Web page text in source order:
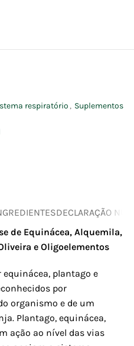
respiratório , Suplementos
DECLARAÇÃO
de Equinácea, Alquemila,
e Oligoelementos
equinácea, plantago e
por
organismo e de um
Plantago, equinácea,
ação ao nível das vias